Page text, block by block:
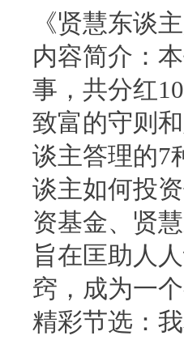
《贤慧东谈
内容简介：
事，共分红
致富的守则
谈主答理的7
谈主如何投
资基金、贤
旨在匡助人
窍，成为一
精彩节选：